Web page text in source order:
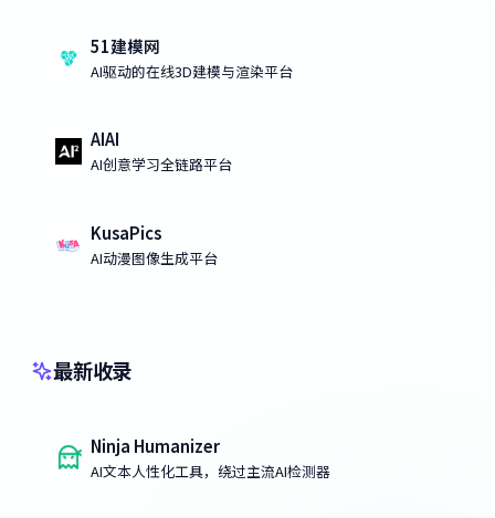
51建模网
AI驱动的在线3D建模与渲染平台
AIAI
AI创意学习全链路平台
KusaPics
AI动漫图像生成平台
最新收录
Ninja Humanizer
AI文本人性化工具，绕过主流AI检测器